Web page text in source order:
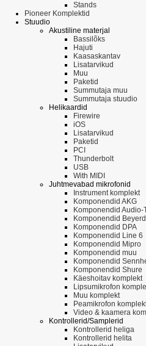
Stands
Pioneer Komplektid
Stuudio
Akustiline materjal
Bassilõks
Hajuti
Kaasaskantav
Lisatarvikud
Muu
Paketid
Summutaja muu
Summutaja stuudio
Helikaardid
Firewire
iOS
Lisatarvikud
Paketid
PCI
Thunderbolt
USB
With MIDI
Juhtmevabad mikrofonid
Instrument komplekt
Komponendid AKG
Komponendid Audio-
Komponendid
Komponendid DPA
Komponendid Line 6
Komponendid Mipro
Komponendid muu
Komponendid
Komponendid Shure
Käeshoitav komplekt
Lipsumikrofon
Muu komplekt
Peamikrofon
Video & kaamera
Kontrollerid/Samplerid
Kontrollerid heliga
Kontrollerid helita